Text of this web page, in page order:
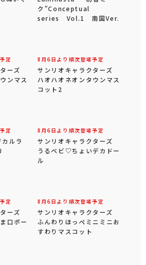
ク”Conceptual
series Vol.1 南国Ver.
定
ーズ
ンマス
8月6日より順次登場予定
サンリオキャラクターズ
ハオハオネオンタウンマス
コット2
定
ルラ
8月6日より順次登場予定
サンリオキャラクターズ
うるベビ♡ちょいデカドー
ル
定
ーズ
口ポー
8月6日より順次登場予定
サンリオキャラクターズ
ふんわりほっぺミニミニお
すわりマスコット